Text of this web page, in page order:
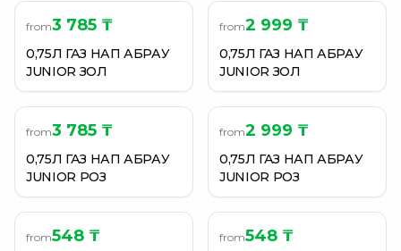
from3 785 ₸
0,75Л ГАЗ НАП АБРАУ
JUNIOR ЗОЛ
from2 999 ₸
0,75Л ГАЗ НАП АБРАУ
JUNIOR ЗОЛ
from3 785 ₸
0,75Л ГАЗ НАП АБРАУ
JUNIOR РОЗ
from2 999 ₸
0,75Л ГАЗ НАП АБРАУ
JUNIOR РОЗ
from548 ₸ from548 ₸